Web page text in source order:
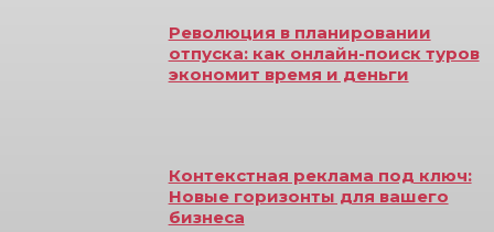
Революция в планировании
отпуска: как онлайн-поиск туров
экономит время и деньги
Контекстная реклама под ключ:
Новые горизонты для вашего
бизнеса